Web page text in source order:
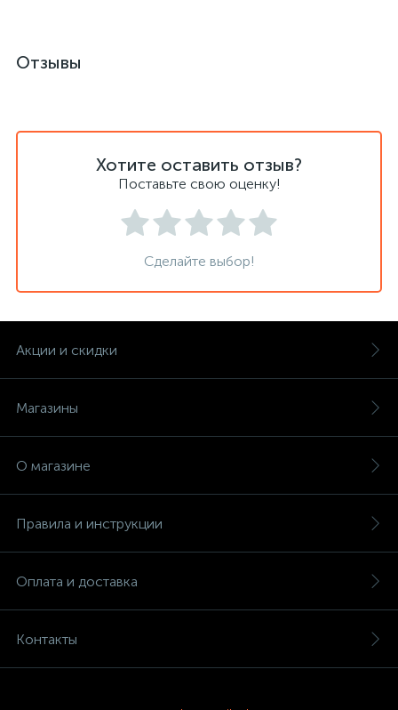
Отзывы
Хотите оставить отзыв?
Поставьте свою оценку!
Сделайте выбор!
Акции и скидки
Магазины
О магазине
Правила и инструкции
Оплата и доставка
Контакты